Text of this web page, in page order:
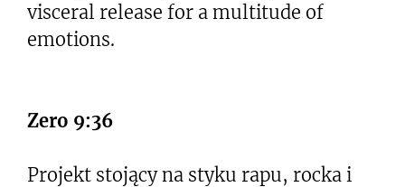
visceral release for a multitude of
emotions.
Zero 9:36
Projekt stojący na styku rapu, rocka i